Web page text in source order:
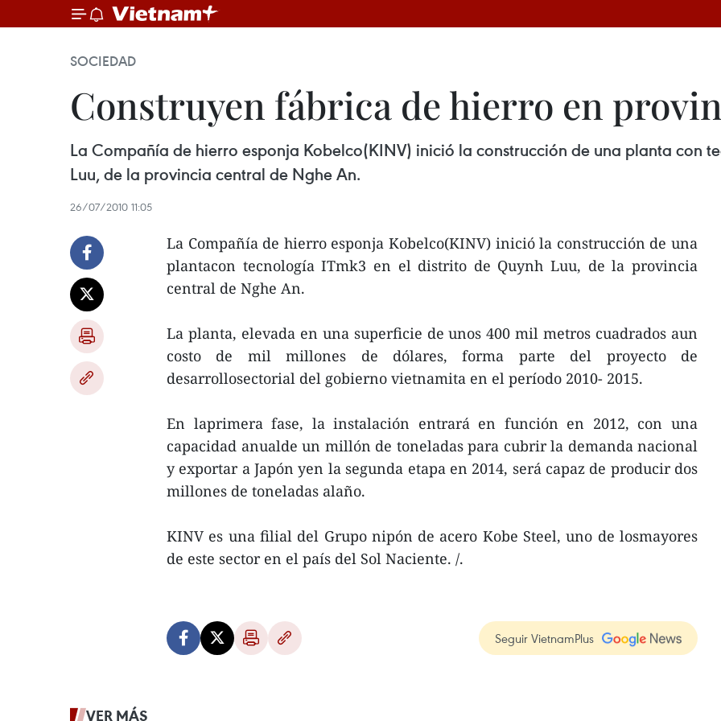
SOCIEDAD
Construyen fábrica de hierro en
La Compañía de hierro esponja Kobelco(KINV) inició la construcción de una planta con
Luu, de la provincia central de Nghe An.
26/07/2010 11:05
La Compañía de hierro esponja Kobelco(KINV) inició la construcción de una
plantacon tecnología ITmk3 en el distrito de Quynh Luu, de la provincia
central de Nghe An.
La planta, elevada en una superficie de unos 400 mil metros cuadrados aun
costo de mil millones de dólares, forma parte del proyecto de
desarrollosectorial del gobierno vietnamita en el período 2010- 2015.
En laprimera fase, la instalación entrará en función en 2012, con una
capacidad anualde un millón de toneladas para cubrir la demanda nacional
y exportar a Japón yen la segunda etapa en 2014, será capaz de producir dos
millones de toneladas alaño.
KINV es una filial del Grupo nipón de acero Kobe Steel, uno de losmayores
de este sector en el país del Sol Naciente. /.
Seguir VietnamPlus
VER MÁS